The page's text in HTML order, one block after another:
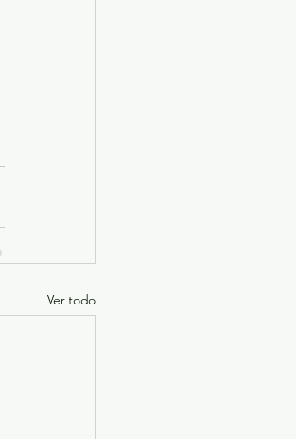
Ver todo